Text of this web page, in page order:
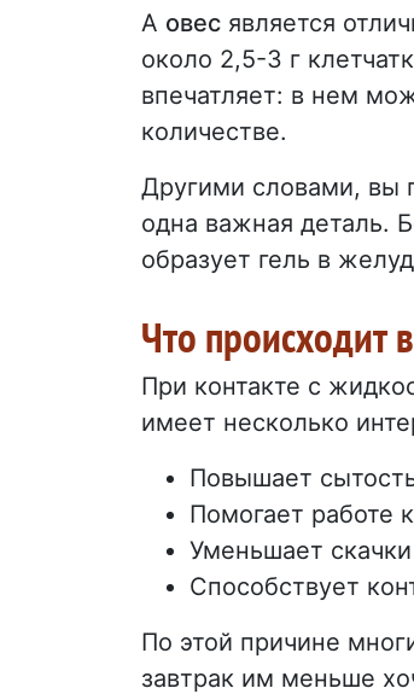
A овес является
около 2,5-3 г
впечатляет: в нем
количестве.
Другими словами, вы
одна важная деталь.
образует гель в
Что происходит
При контакте с
имеет несколько
Повышает
Помогает работе
Уменьшает
Способствует
По этой причине
завтрак им меньше